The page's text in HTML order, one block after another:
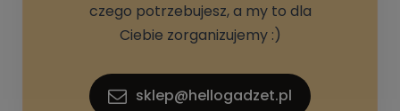
czego potrzebujesz, a my to dla
Ciebie zorganizujemy :)
sklep@hellogadzet.pl